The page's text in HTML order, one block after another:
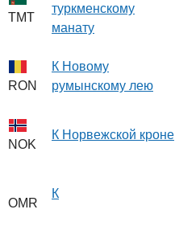
TMT
туркменскому
манату
RON
К Новому
румынскому лею
NOK
К Норвежской кроне
OMR
К